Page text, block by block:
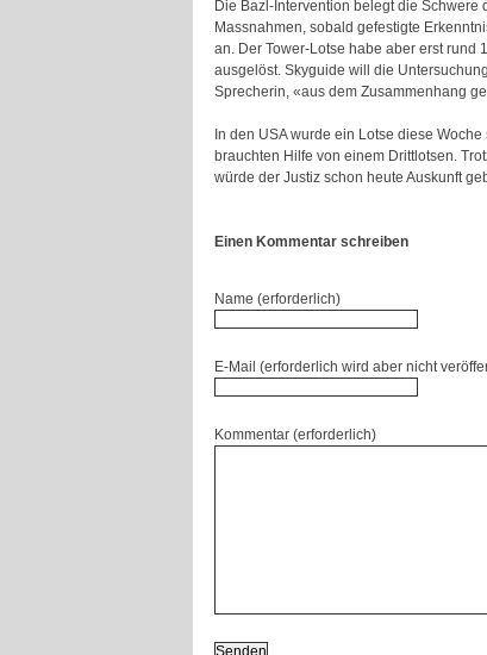
Die Bazl-Intervention belegt die Schwere
Massnahmen, sobald gefestigte
an. Der Tower-Lotse habe aber erst rund
ausgelöst. Skyguide will die
Sprecherin, «aus dem Zusammenhang
In den USA wurde ein Lotse diese
brauchten Hilfe von einem Drittlotsen.
würde der Justiz schon heute Auskunft
Einen Kommentar schreiben
Name (erforderlich)
E-Mail (erforderlich wird aber nicht
Kommentar (erforderlich)